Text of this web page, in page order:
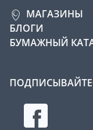
МАГАЗИНЫ
БЛОГИ
БУМАЖНЫЙ